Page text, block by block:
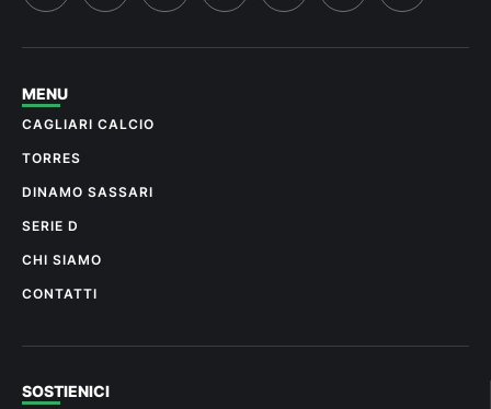
MENU
CAGLIARI CALCIO
TORRES
DINAMO SASSARI
SERIE D
CHI SIAMO
CONTATTI
SOSTIENICI